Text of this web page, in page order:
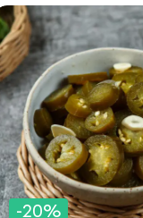
-20%